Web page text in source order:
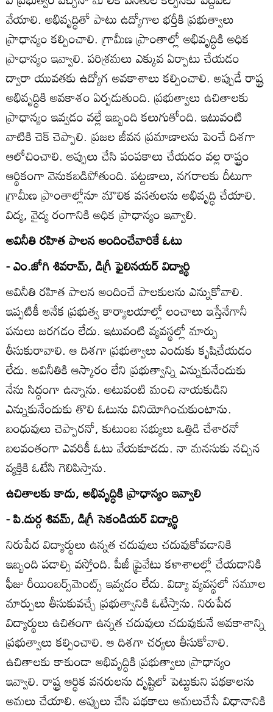
వేయాలి. అభివృద్ధితో పాటు ఉద్యోగాల భర్తీకి ప్రభుత్వాలు
ప్రాధాన్యం కల్పించాలి. గ్రామీణ ప్రాంతాల్లో అభివృద్ధికి అధిక
ప్రాధాన్యం ఇవ్వాలి. పరిశ్రమలు ఎక్కువ ఏర్పాటు చేయడం
ద్వారా యువతకు ఉద్యోగ అవకాశాలు కల్పించాలి. అప్పుడే రాష్ట్ర
అభివృద్ధికి అవకాశం ఏర్పడుతుంది. ప్రభుత్వాలు ఉచితాలకు
ప్రాధాన్యం ఇవ్వడం వల్లే ఇబ్బంది కలుగుతోంది. ఇటువంటి
వాటికి చెక్‌ చెప్పాలి. ప్రజల జీవన ప్రమాణాలను పెంచే దిశగా
ఆలోచించాలి. అప్పులు చేసి పంపకాలు చేయడం వల్ల రాష్ట్రం
ఆర్థికంగా వెనుకబడిపోతుంది. పట్టణాలు, నగరాలకు దీటుగా
గ్రామీణ ప్రాంతాల్లోనూ మౌలిక వసతులను అభివృద్ధి చేయాలి.
విద్య, వైద్య రంగానికి అధిక ప్రాధాన్యం ఇవ్వాలి.
అవినీతి రహిత పాలన అందించేవారికే ఓటు
- ఎం.జోగి శివరామ్‌, డిగ్రీ ఫైలినయర్‌ విద్యార్థి
అవినీతి రహిత పాలన అందించే పాలకులను ఎన్నుకోవాలి.
ఇప్పటికీ అనేక ప్రభుత్వ కార్యాలయాల్లో లంచాలు ఇస్తేనేగానీ
పనులు జరగడం లేదు. ఇటువంటి వ్యవస్థల్లో మార్పు
తీసుకురావాలి. ఆ దిశగా ప్రభుత్వాలు ఎందుకు కృషిచేయడం
లేదు. అవినీతికి ఆస్కారం లేని ప్రభుత్వాన్ని ఎన్నుకునేందుకు
నేను సిద్ధంగా ఉన్నాను. అటువంటి మంచి నాయకుడిని
ఎన్నుకునేందుకు తొలి ఓటును వినియోగించుకుంటాను.
బంధువులు చెప్పారనో, కుటుంబ సభ్యులు ఒత్తిడి చేశారనో
బలవంతంగా ఎవరికీ ఓటు వేయకూడదు. నా మనసుకు నచ్చిన
వ్యక్తికి ఓటేసి గెలిపిస్తాను.
ఉచితాలకు కాదు, అభివృద్ధికి ప్రాధాన్యం ఇవ్వాలి
- పి.దుర్గ శివమ్‌, డిగ్రీ సెకండియర్‌ విద్యార్థి
నిరుపేద విద్యార్థులు ఉన్నత చదువులు చదువుకోవడానికి
ఇబ్బంది పడాల్సి వస్తోంది. పీజీ ప్రైవేటు కళాశాలల్లో చేయడానికి
ఫీజు రీయింబర్స్‌మెంట్స్‌ ఇవ్వడం లేదు. విద్యా వ్యవస్థలో సమూల
మార్పులు తీసుకువచ్చే ప్రభుత్వానికి ఓటేస్తాను. నిరుపేద
విద్యార్థులు ఉచితంగా ఉన్నత చదువులు చదువుకునే అవకాశాన్ని
ప్రభుత్వాలు కల్పించాలి. ఆ దిశగా చర్యలు తీసుకోవాలి.
ఉచితాలకు కాకుండా అభివృద్ధికి ప్రభుత్వాలు ప్రాధాన్యం
ఇవ్వాలి. రాష్ట్ర ఆర్థిక వనరులను దృష్టిలో పెట్టుకుని పథకాలను
అమలు చేయాలి. అప్పులు చేసి పథకాలు అమలుచేసే విధానానికి